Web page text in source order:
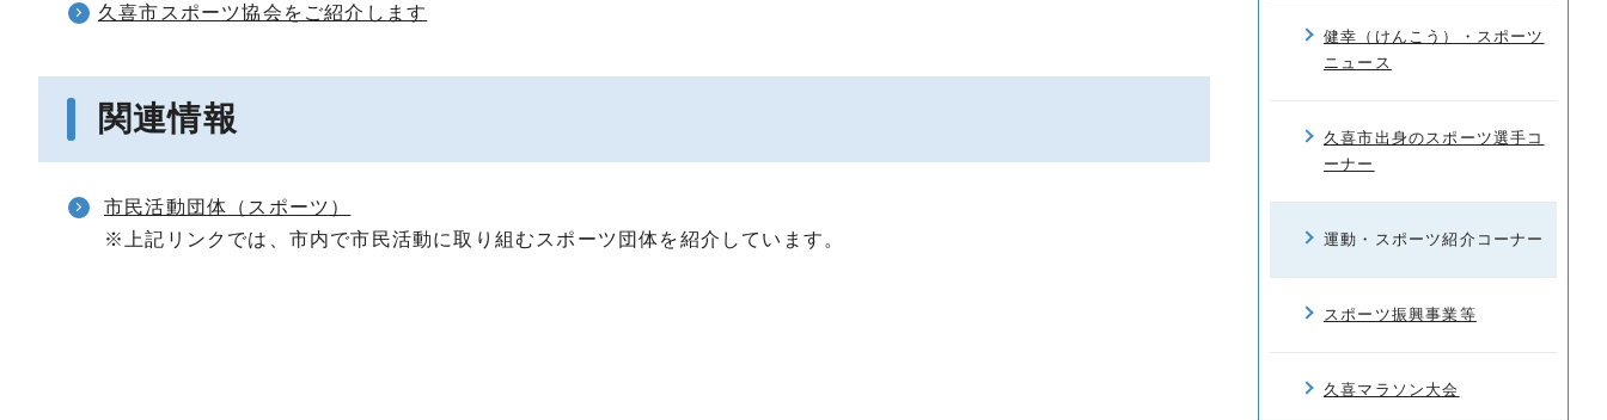
久喜市スポーツ協会をご紹介します
関連情報
市民活動団体（スポーツ）
※上記リンクでは、市内で市民活動に取り組むスポーツ団体を紹介しています。
健幸（けんこう）・スポーツ
ニュース
久喜市出身のスポーツ選手コ
ーナー
運動・スポーツ紹介コーナー
スポーツ振興事業等
久喜マラソン大会